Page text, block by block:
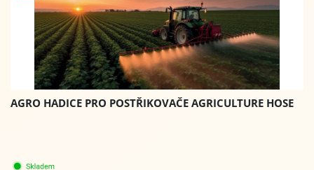
AGRO HADICE PRO POSTŘIKOVAČE AGRICULTURE HOSE